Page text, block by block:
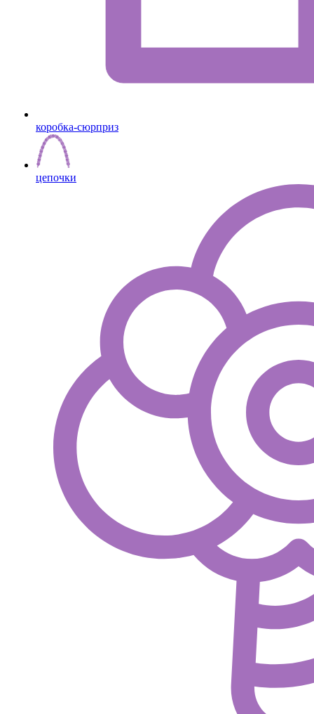
коробка-сюрприз
цепочки